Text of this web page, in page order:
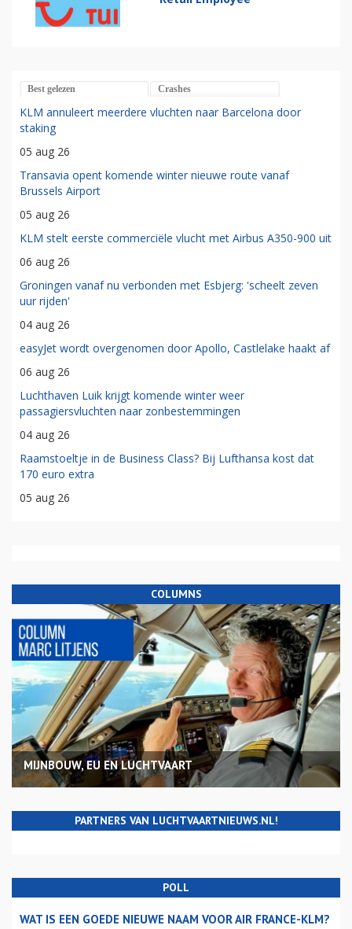
Best gelezen Crashes
KLM annuleert meerdere vluchten naar Barcelona door
staking
05 aug 26
Transavia opent komende winter nieuwe route vanaf
Brussels Airport
05 aug 26
KLM stelt eerste commerciële vlucht met Airbus A350-900 uit
06 aug 26
Groningen vanaf nu verbonden met Esbjerg: 'scheelt zeven
uur rijden'
04 aug 26
easyJet wordt overgenomen door Apollo, Castlelake haakt af
06 aug 26
Luchthaven Luik krijgt komende winter weer
passagiersvluchten naar zonbestemmingen
04 aug 26
Raamstoeltje in de Business Class? Bij Lufthansa kost dat
170 euro extra
05 aug 26
COLUMNS
MIJNBOUW, EU EN LUCHTVAART
PARTNERS VAN LUCHTVAARTNIEUWS.NL!
POLL
WAT IS EEN GOEDE NIEUWE NAAM VOOR AIR FRANCE-KLM?